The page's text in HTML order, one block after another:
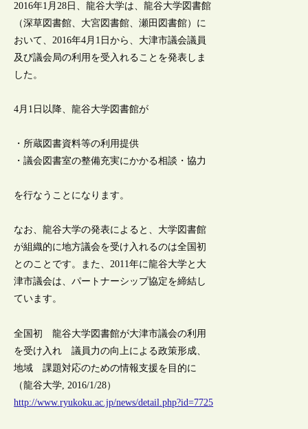
2016年1月28日、龍谷大学は、龍谷大学図書館
（深草図書館、大宮図書館、瀬田図書館）に
おいて、2016年4月1日から、大津市議会議員
及び議会局の利用を受入れることを発表しま
した。
4月1日以降、龍谷大学図書館が
・所蔵図書資料等の利用提供
・議会図書室の整備充実にかかる相談・協力
を行なうことになります。
なお、龍谷大学の発表によると、大学図書館
が組織的に地方議会を受け入れるのは全国初
とのことです。また、2011年に龍谷大学と大
津市議会は、パートナーシップ協定を締結し
ています。
全国初 龍谷大学図書館が大津市議会の利用
を受け入れ 議員力の向上による政策形成、
地域 課題対応のための情報支援を目的に
（龍谷大学, 2016/1/28）
http://www.ryukoku.ac.jp/news/detail.php?id=7725